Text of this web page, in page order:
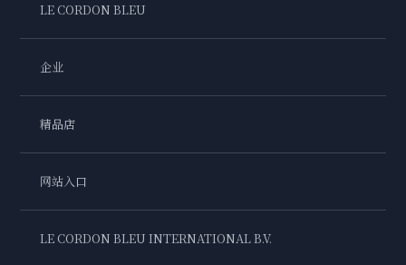
LE CORDON BLEU
企业
精品店
网站入口
LE CORDON BLEU INTERNATIONAL B.V.